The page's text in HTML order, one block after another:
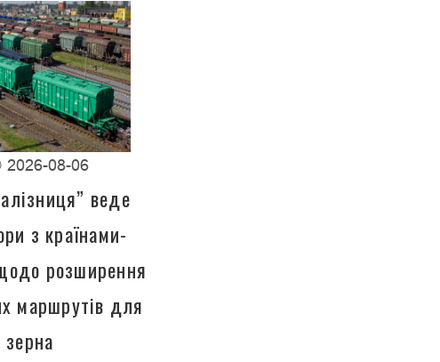
2026-08-06
веде
з країнами-
розширення
маршрутів для
зерна